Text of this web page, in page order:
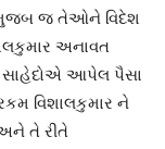
મુજબ જ તેઓને વિદેશ
અનાવત
સાહેદોએ આપેલ પૈસા
વિશાલકુમાર ને
તે રીતે